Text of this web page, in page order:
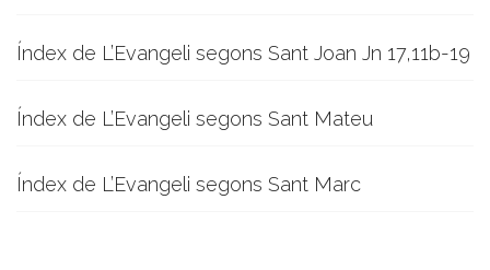
Índex de L’Evangeli segons Sant Joan Jn 17,11b-19
Índex de L’Evangeli segons Sant Mateu
Índex de L’Evangeli segons Sant Marc